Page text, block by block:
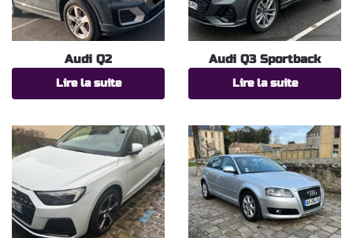
Audi Q2
Lire la suite
Audi Q3 Sportback
Lire la suite